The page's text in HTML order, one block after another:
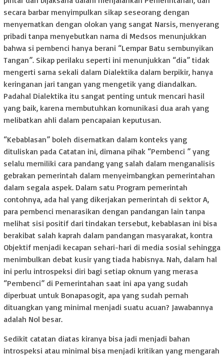
secara barbar menyimpulkan sikap seseorang dengan
menyematkan dengan olokan yang sangat Narsis, menyerang
pribadi tanpa menyebutkan nama di Medsos menunjukkan
bahwa si pembenci hanya berani “Lempar Batu sembunyikan
Tangan”. Sikap perilaku seperti ini menunjukkan “dia” tidak
mengerti sama sekali dalam Dialektika dalam berpikir, hanya
keringanan jari tangan yang mengetik yang diandalkan.
Padahal Dialektika itu sangat penting untuk mencari hasil
yang baik, karena membutuhkan komunikasi dua arah yang
melibatkan ahli dalam pencapaian keputusan.
“Kebablasan” boleh disematkan dalam konteks yang
dituliskan pada Catatan ini, dimana pihak “Pembenci ” yang
selalu memiliki cara pandang yang salah dalam menganalisis
gebrakan pemerintah dalam menyeimbangkan pemerintahan
dalam segala aspek. Dalam satu Program pemerintah
contohnya, ada hal yang dikerjakan pemerintah di sektor A,
para pembenci menarasikan dengan pandangan lain tanpa
melihat sisi positif dari tindakan tersebut, kebablasan ini bisa
berakibat salah kaprah dalam pandangan masyarakat, kontra
Objektif menjadi kecapan sehari-hari di media sosial sehingga
menimbulkan debat kusir yang tiada habisnya. Nah, dalam hal
ini perlu introspeksi diri bagi setiap oknum yang merasa
“Pembenci” di Pemerintahan saat ini apa yang sudah
diperbuat untuk Bonapasogit, apa yang sudah pernah
dituangkan yang minimal menjadi suatu acuan? Jawabannya
adalah Nol besar.
Sedikit catatan diatas kiranya bisa jadi menjadi bahan
introspeksi atau minimal bisa menjadi kritikan yang mengarah